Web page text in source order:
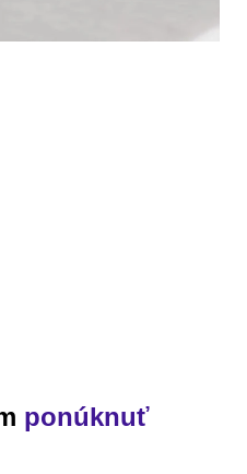
ponúknuť